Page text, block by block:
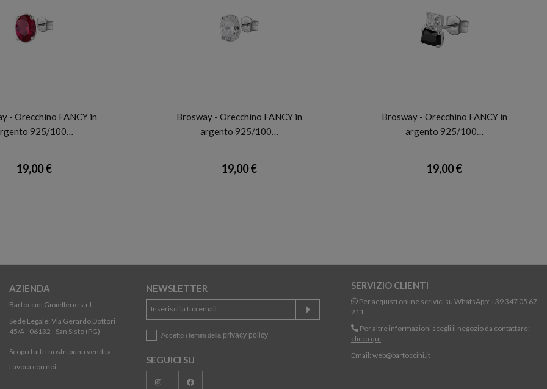
- Orecchino FANCY in
925/100…
19,00 €
Brosway - Orecchino FANCY in
argento 925/100…
19,00 €
Brosway - Orecchino FANCY in
argento 925/100…
19,00 €
AZIENDA
Bartoccini Gioiellerie s.r.l.
Sede Legale: Via Gerardo Dottori
45/A - 06132 - San Sisto (PG)
Scopri tutti i nostri punti vendita
Lavora con noi
NEWSLETTER
Accetto i temini della privacy policy
SEGUICI SU
SERVIZIO CLIENTI
Per acquisti online scrivici su WhatsApp: +39 347 05 67
211
Per altre informazioni scegli il negozio da contattare:
clicca qui
Email: web@bartoccini.it